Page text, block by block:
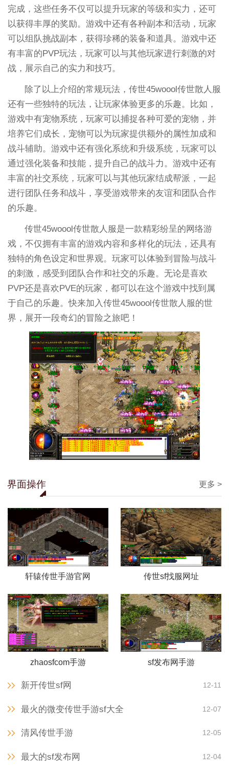
完成，这些任务不仅可以提升玩家的等级和实力，还可
以获得丰厚的奖励。游戏中还有各种副本和活动，玩家
可以组队挑战副本，获得珍稀的装备和道具。游戏中还
有丰富的PVP玩法，玩家可以与其他玩家进行刺激的对
战，展示自己的实力和技巧。
除了以上介绍的常规玩法，传世45woool传世散人服
还有一些独特的玩法，让玩家体验更多的乐趣。比如，
游戏中有宠物系统，玩家可以捕捉各种可爱的宠物，并
培养它们成长，宠物可以为玩家提供额外的属性加成和
战斗辅助。游戏中还有强化系统和升级系统，玩家可以
通过强化装备和技能，提升自己的战斗力。游戏中还有
丰富的社交系统，玩家可以与其他玩家结成帮派，一起
进行团队任务和战斗，享受游戏带来的友谊和团队合作
的乐趣。
传世45woool传世散人服是一款精彩纷呈的网络游
戏，不仅拥有丰富的游戏内容和多样化的玩法，还具有
独特的角色设定和世界观。玩家可以体验到冒险与战斗
的刺激，感受到团队合作和社交的乐趣。无论是喜欢
PVP还是喜欢PVE的玩家，都可以在这个游戏中找到属
于自己的乐趣。快来加入传世45woool传世散人服的世
界，展开一段奇幻的冒险之旅吧！
界面操作 更多 >
轩辕传世手游官网 传世sf找服网址
zhaosfcom手游 sf发布网手游
新开传世sf网 12-11
最火的微变传世手游sf大全 12-07
清风传世手游 12-05
最大的sf发布网 12-04